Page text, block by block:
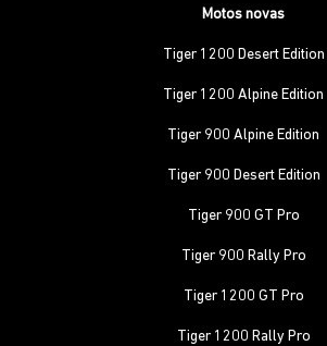
Motos novas
Tiger 1200 Desert Edition
Tiger 1200 Alpine Edition
Tiger 900 Alpine Edition
Tiger 900 Desert Edition
Tiger 900 GT Pro
Tiger 900 Rally Pro
Tiger 1200 GT Pro
Tiger 1200 Rally Pro